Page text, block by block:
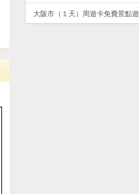
大阪市（１天）周遊卡免費景點遊